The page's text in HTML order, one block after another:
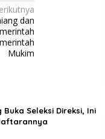
dan
Mukim
Buka Seleksi Direksi, Ini